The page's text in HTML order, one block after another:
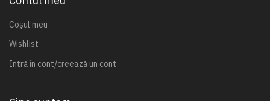
Coșul meu
Wishlist
Intră în cont/creează un cont